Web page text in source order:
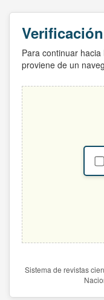
Para continuar
proviene de un
Sistema de revistas